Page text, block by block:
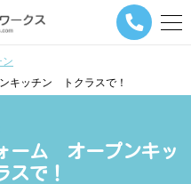
メ
ナ
シ
ン
キッチン トクラスで！
ーム オープンキッ
スで！